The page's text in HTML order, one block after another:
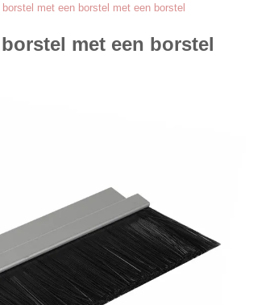
met een borstel met een borstel
met een borstel